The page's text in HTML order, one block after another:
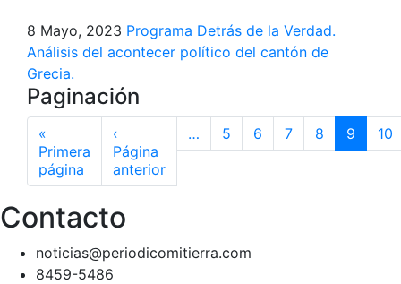
8 Mayo, 2023 Programa Detrás de la Verdad.
Análisis del acontecer político del cantón de
Grecia.
Paginación
«
Primera
página
‹
Página
anterior
… 5 6 7 8 9 10
Contacto
noticias@periodicomitierra.com
8459-5486